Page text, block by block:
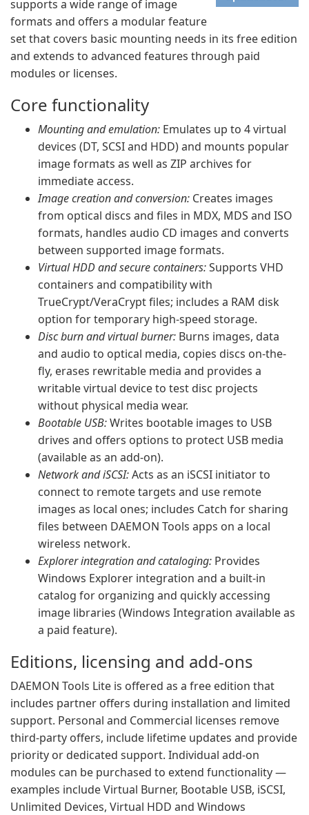
supports a wide range of image
formats and offers a modular feature
set that covers basic mounting needs in its free edition
and extends to advanced features through paid
modules or licenses.
Core functionality
Mounting and emulation: Emulates up to 4 virtual
devices (DT, SCSI and HDD) and mounts popular
image formats as well as ZIP archives for
immediate access.
Image creation and conversion: Creates images
from optical discs and files in MDX, MDS and ISO
formats, handles audio CD images and converts
between supported image formats.
Virtual HDD and secure containers:Supports VHD
containers and compatibility with
TrueCrypt/VeraCrypt files; includes a RAM disk
option for temporary high-speed storage.
Disc burn and virtual burner: Burns images, data
and audio to optical media, copies discs on-the-
fly, erases rewritable media and provides a
writable virtual device to test disc projects
without physical media wear.
Bootable USB:Writes bootable images to USB
drives and offers options to protect USB media
(available as an add-on).
Network and iSCSI:Acts as an iSCSI initiator to
connect to remote targets and use remote
images as local ones; includes Catch for sharing
files between DAEMON Tools apps on a local
wireless network.
Explorer integration and cataloging: Provides
Windows Explorer integration and a built-in
catalog for organizing and quickly accessing
image libraries (Windows Integration available as
a paid feature).
Editions, licensing and add-ons
DAEMON Tools Lite is offered as a free edition that
includes partner offers during installation and limited
support. Personal and Commercial licenses remove
third-party offers, include lifetime updates and provide
priority or dedicated support. Individual add-on
modules can be purchased to extend functionality —
examples include Virtual Burner, Bootable USB, iSCSI,
Unlimited Devices, Virtual HDD and Windows